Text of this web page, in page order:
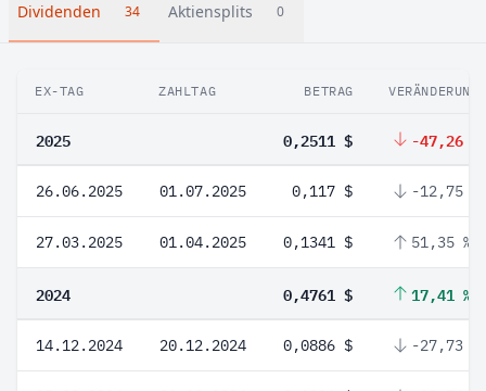
Dividenden 34 Aktiensplits 0
EX-TAG ZAHLTAG BETRAG VERÄNDERUNG
2025 0,2511 $ -47,26 %
26.06.2025 01.07.2025 0,117 $ -12,75 %
27.03.2025 01.04.2025 0,1341 $ 51,35 %
2024 0,4761 $ 17,41 %
14.12.2024 20.12.2024 0,0886 $ -27,73 %